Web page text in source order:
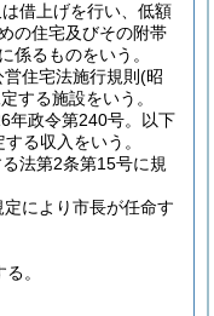
借上げを行い、低額
の住宅及びその附帯
係るものをいう。
住宅法施行規則 (昭
する施設をいう。
年政令第240号。以下
る収入をいう。
法第2条第15号に規
により市長が任命す
。